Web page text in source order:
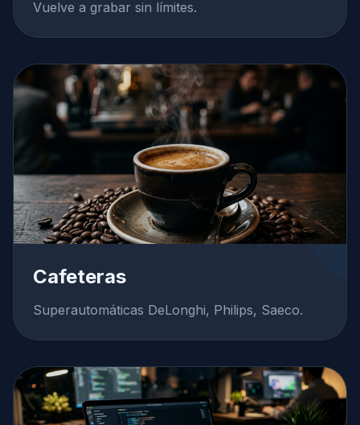
Vuelve a grabar sin límites.
Cafeteras
Superautomáticas DeLonghi, Philips, Saeco.